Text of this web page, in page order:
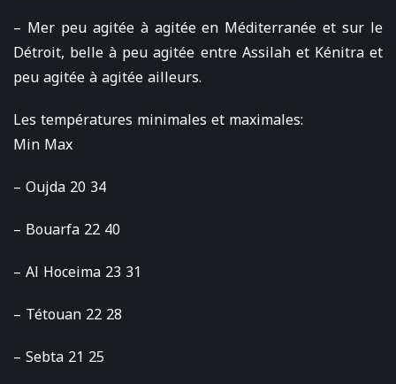
– Mer peu agitée à agitée en Méditerranée et sur le
Détroit, belle à peu agitée entre Assilah et Kénitra et
peu agitée à agitée ailleurs.
Les températures minimales et maximales:
Min Max
– Oujda 20 34
– Bouarfa 22 40
– Al Hoceima 23 31
– Tétouan 22 28
– Sebta 21 25